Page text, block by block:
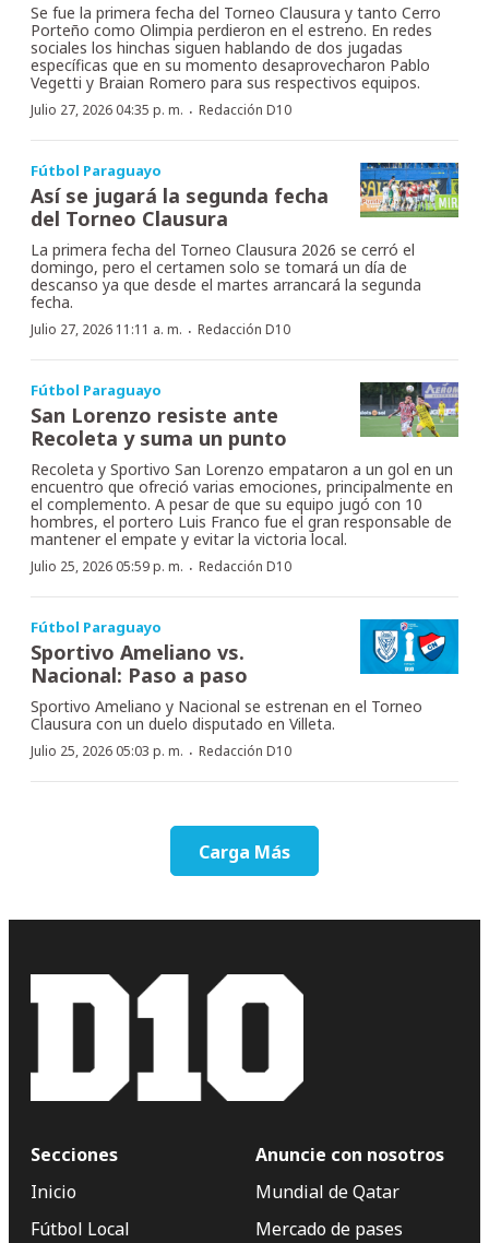
Se fue la primera fecha del Torneo Clausura y tanto Cerro
Porteño como Olimpia perdieron en el estreno. En redes
sociales los hinchas siguen hablando de dos jugadas
específicas que en su momento desaprovecharon Pablo
Vegetti y Braian Romero para sus respectivos equipos.
Julio 27, 2026 04:35 p. m. · Redacción D10
Fútbol Paraguayo
Así se jugará la segunda fecha
del Torneo Clausura
La primera fecha del Torneo Clausura 2026 se cerró el
domingo, pero el certamen solo se tomará un día de
descanso ya que desde el martes arrancará la segunda
fecha.
Julio 27, 2026 11:11 a. m. · Redacción D10
Fútbol Paraguayo
San Lorenzo resiste ante
Recoleta y suma un punto
Recoleta y Sportivo San Lorenzo empataron a un gol en un
encuentro que ofreció varias emociones, principalmente en
el complemento. A pesar de que su equipo jugó con 10
hombres, el portero Luis Franco fue el gran responsable de
mantener el empate y evitar la victoria local.
Julio 25, 2026 05:59 p. m. · Redacción D10
Fútbol Paraguayo
Sportivo Ameliano vs.
Nacional: Paso a paso
Sportivo Ameliano y Nacional se estrenan en el Torneo
Clausura con un duelo disputado en Villeta.
Julio 25, 2026 05:03 p. m. · Redacción D10
Carga Más
Secciones
Inicio
Fútbol Local
Anuncie con nosotros
Mundial de Qatar
Mercado de pases